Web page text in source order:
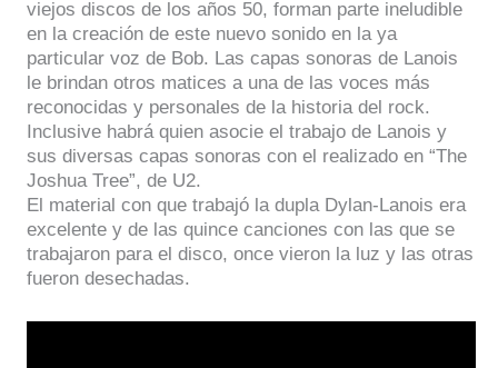
viejos discos de los años 50, forman parte ineludible
en la creación de este nuevo sonido en la ya
particular voz de Bob. Las capas sonoras de Lanois
le brindan otros matices a una de las voces más
reconocidas y personales de la historia del rock.
Inclusive habrá quien asocie el trabajo de Lanois y
sus diversas capas sonoras con el realizado en “The
Joshua Tree”, de U2.
El material con que trabajó la dupla Dylan-Lanois era
excelente y de las quince canciones con las que se
trabajaron para el disco, once vieron la luz y las otras
fueron desechadas.